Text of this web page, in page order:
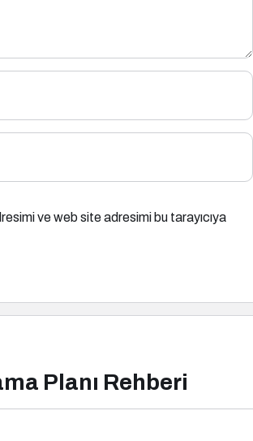
ve web site adresimi bu tarayıcıya
Planı Rehberi